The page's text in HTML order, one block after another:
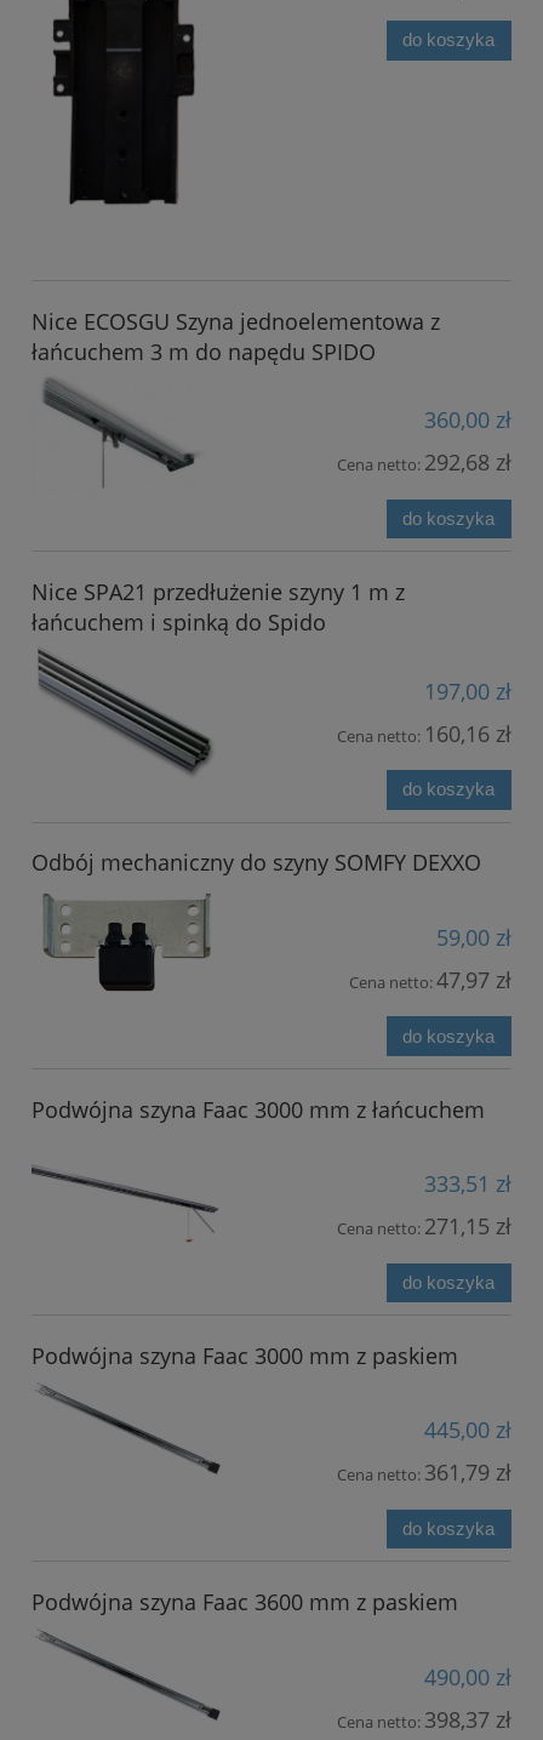
do koszyka
Nice ECOSGU Szyna jednoelementowa z
łańcuchem 3 m do napędu SPIDO
360,00 zł
Cena netto: 292,68 zł
do koszyka
Nice SPA21 przedłużenie szyny 1 m z
łańcuchem i spinką do Spido
197,00 zł
Cena netto: 160,16 zł
do koszyka
Odbój mechaniczny do szyny SOMFY DEXXO
59,00 zł
Cena netto:47,97 zł
do koszyka
Podwójna szyna Faac 3000 mm z łańcuchem
333,51 zł
Cena netto: 271,15 zł
do koszyka
Podwójna szyna Faac 3000 mm z paskiem
445,00 zł
Cena netto: 361,79 zł
do koszyka
Podwójna szyna Faac 3600 mm z paskiem
490,00 zł
Cena netto: 398,37 zł